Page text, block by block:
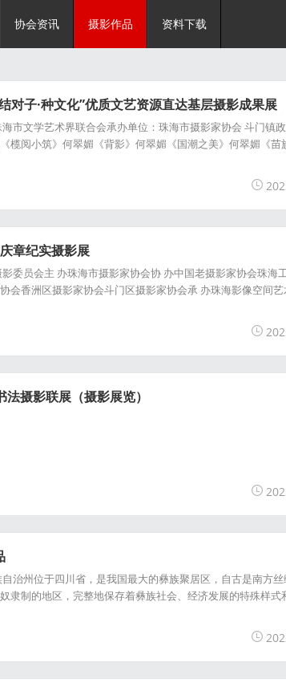
协会资讯 摄影作品 资料下载
对子·种文化”优质文艺资源直达基层摄影成果展
市文学艺术界联合会承办单位：珠海市摄影家协会 斗门镇
榄阅小筑》何翠媚《背影》何翠媚《国潮之美》何翠媚《苗
章纪实摄影展
委员会主 办珠海市摄影家协会协 办中国老摄影家协会珠海
会香洲区摄影家协会斗门区摄影家协会承 办珠海影像空间艺
摄影联展（摄影展览）
治州位于四川省，是我国最大的彝族聚居区，自古是南方
隶制的地区，完整地保存着彝族社会、经济发展的特殊样式